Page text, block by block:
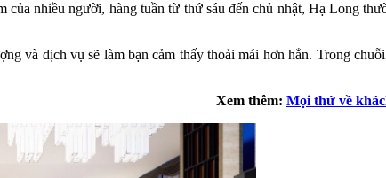
nhiều người, hàng tuần từ thứ sáu đến chủ nhật, Hạ Long
và dịch vụ sẽ làm bạn cảm thấy thoải mái hơn hẳn. Trong
Xem thêm: Mọi thứ về